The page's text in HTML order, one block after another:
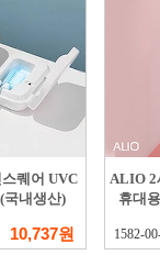
퀘어 UVC
국내생산)
10,737원
ALIO 2
휴대
1582-